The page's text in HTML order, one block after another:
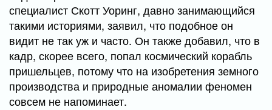
специалист Скотт Уоринг, давно занимающийся
такими историями, заявил, что подобное он
видит не так уж и часто. Он также добавил, что в
кадр, скорее всего, попал космический корабль
пришельцев, потому что на изобретения земного
производства и природные аномалии феномен
совсем не напоминает.